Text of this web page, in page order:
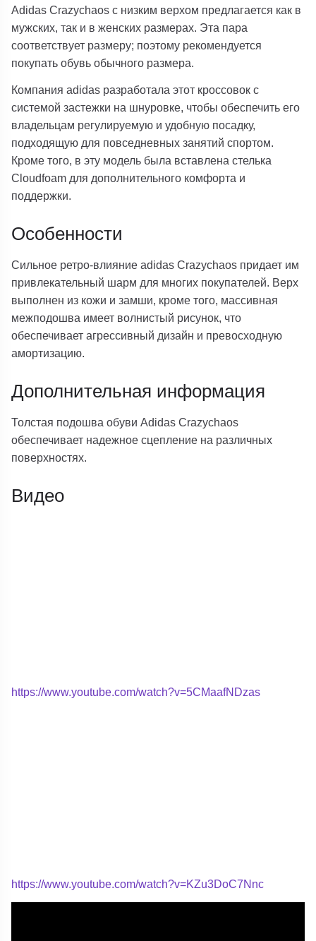
Adidas Crazychaos с низким верхом предлагается как в
мужских, так и в женских размерах. Эта пара
соответствует размеру; поэтому рекомендуется
покупать обувь обычного размера.
Компания adidas разработала этот кроссовок с
системой застежки на шнуровке, чтобы обеспечить его
владельцам регулируемую и удобную посадку,
подходящую для повседневных занятий спортом.
Кроме того, в эту модель была вставлена стелька
Cloudfoam для дополнительного комфорта и
поддержки.
Особенности
Сильное ретро-влияние adidas Crazychaos придает им
привлекательный шарм для многих покупателей. Верх
выполнен из кожи и замши, кроме того, массивная
межподошва имеет волнистый рисунок, что
обеспечивает агрессивный дизайн и превосходную
амортизацию.
Дополнительная информация
Толстая подошва обуви Adidas Crazychaos
обеспечивает надежное сцепление на различных
поверхностях.
Видео
https://www.youtube.com/watch?v=5CMaafNDzas
https://www.youtube.com/watch?v=KZu3DoC7Nnc